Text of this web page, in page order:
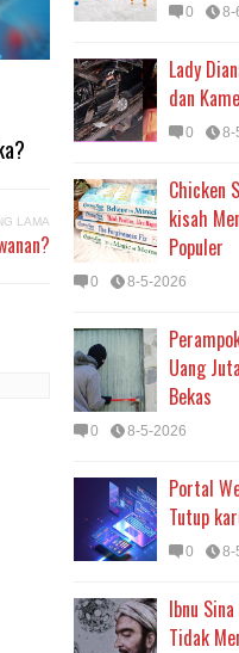
LAMA
0 8-
Lady
dan
0 8-
Chicken
kisah
Populer
0 8-5-2026
Uang
Bekas
0 8-5-2026
Portal
Tutup
0 8-
Ibnu
Tidak